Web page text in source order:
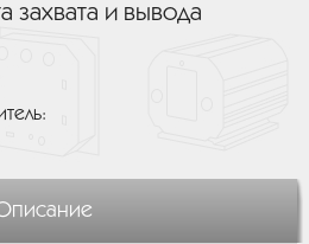
захвата и вывода